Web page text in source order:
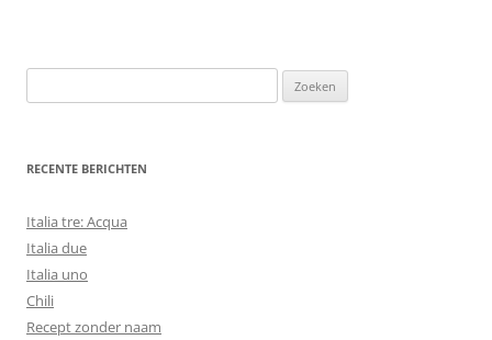
naar:
RECENTE BERICHTEN
Italia tre: Acqua
Italia due
Italia uno
Chili
Recept zonder naam